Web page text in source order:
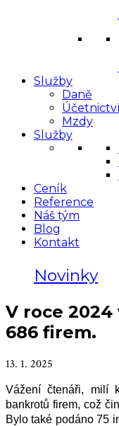
Služby
Daně
Mzdy
Služby
Ceník
Reference
Náš tým
Blog
Kontakt
Novinky
V roce 2024
686 firem.
13. 1. 2025
Vážení čtenáři, milí
bankrotů firem, což
Bylo také podáno 75